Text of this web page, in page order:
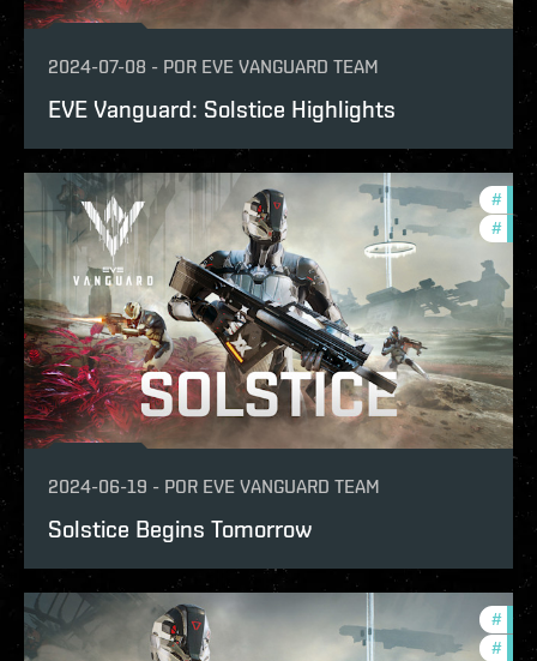
2024-07-08 - POR EVE VANGUARD TEAM
EVE Vanguard: Solstice Highlights
#
#
2024-06-19 - POR EVE VANGUARD TEAM
Solstice Begins Tomorrow
# in-
#